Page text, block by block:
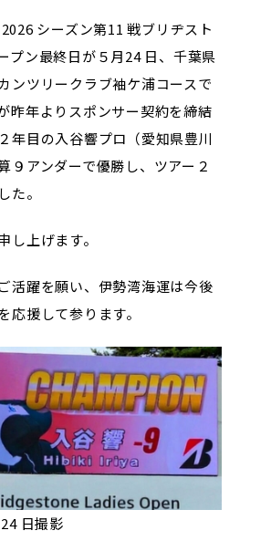
シーズン第11 戦ブリヂスト
プン最終日が５月24 日、千葉県
ンツリークラブ袖ケ浦コースで
昨年よりスポンサー契約を締結
年目の入谷響プロ（愛知県豊川
９アンダーで優勝し、ツアー２
た。
し上げます。
活躍を願い、伊勢湾海運は今後
応援して参ります。
日撮影